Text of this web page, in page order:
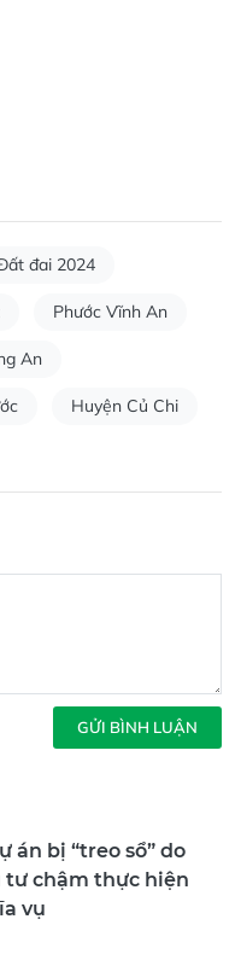
đai 2024
Phước Vĩnh An
An
Huyện Củ Chi
GỬI BÌNH LUẬN
án bị “treo sổ” do
tư chậm thực hiện
vụ